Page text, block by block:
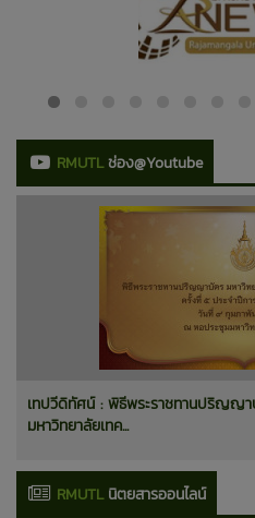
RMUTLช่อง@Youtube
เทปวีดิทัศน์ : พิธีพระราชทานปริญ
มหาวิทยาลัยเทค...
RMUTL นิตยสารออนไลน์